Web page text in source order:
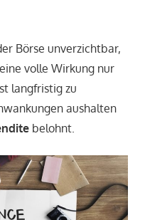
Börse unverzichtbar,
volle Wirkung nur
langfristig zu
aushalten
belohnt.